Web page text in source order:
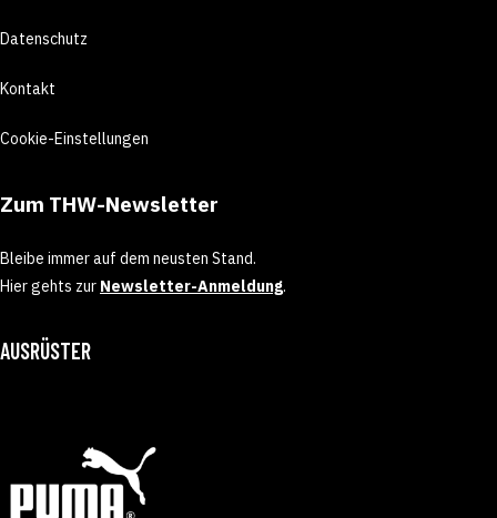
Datenschutz
Kontakt
Cookie-Einstellungen
Zum THW-Newsletter
Bleibe immer auf dem neusten Stand.
Hier gehts zur Newsletter-Anmeldung.
AUSRÜSTER